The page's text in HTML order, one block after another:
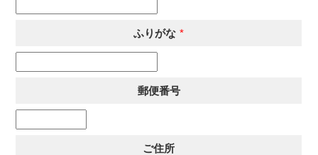
ふりがな *
郵便番号
ご住所